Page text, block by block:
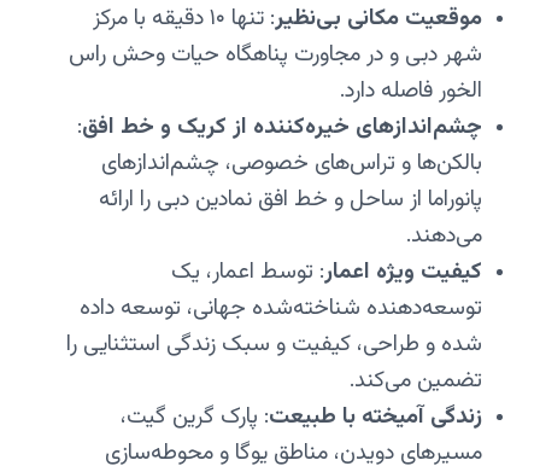
موقعیت مکانی بی‌نظیر
: تنها ۱۰ دقیقه با مرکز
شهر دبی و در مجاورت پناهگاه حیات وحش راس
الخور فاصله دارد.
چشم‌اندازهای خیره‌کننده از کریک و خط افق:
بالکن‌ها و تراس‌های خصوصی، چشم‌اندازهای
پانوراما از ساحل و خط افق نمادین دبی را ارائه
می‌دهند.
کیفیت ویژه اعمار: توسط اعمار، یک
توسعه‌دهنده شناخته‌شده جهانی، توسعه داده
شده و طراحی، کیفیت و سبک زندگی استثنایی را
تضمین می‌کند.
زندگی آمیخته با طبیعت: پارک گرین گیت،
مسیرهای دویدن، مناطق یوگا و محوطه‌سازی